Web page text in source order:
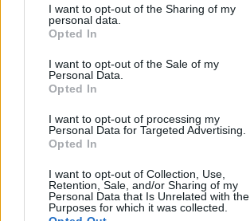
I want to opt-out of the Sharing of my
personal data.
Opted In
I want to opt-out of the Sale of my
Personal Data.
Opted In
I want to opt-out of processing my
Personal Data for Targeted Advertising.
Opted In
I want to opt-out of Collection, Use,
Retention, Sale, and/or Sharing of my
Personal Data that Is Unrelated with the
Purposes for which it was collected.
ΜΟΝΌΠΕΤΡΟ ΔΑΧΤΥΛΊΔΙ ΜΕ
€1.737€